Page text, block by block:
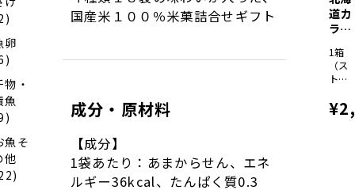
卵
物・
魚
魚そ
他
国産米１００％米菓詰合せギフト
成分・原材料
【成分】
1袋あたり：あまからせん、エネ
ルギー36kcal、たんぱく質0.3
道カ
ラフ
ルバ
ウ...
1箱
（ス
トロ
ーバ
ウ